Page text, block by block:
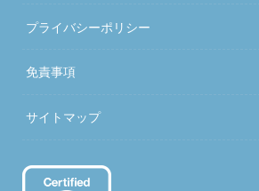
プライバシーポリシー
免責事項
サイトマップ